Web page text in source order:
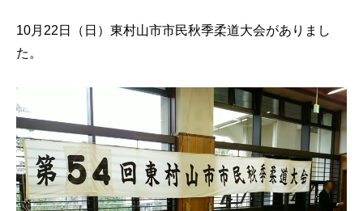
10月22日（日）東村山市市民秋季柔道大会がありまし
た。